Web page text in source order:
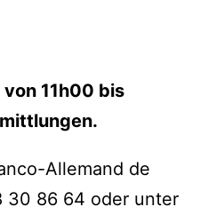
11h00 bis
Allemand de
30 86 64 oder unter